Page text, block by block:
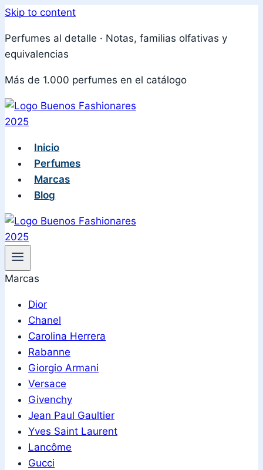
Skip to content
Perfumes al detalle · Notas, familias olfativas y
equivalencias
Más de 1.000 perfumes en el catálogo
Inicio
Perfumes
Marcas
Blog
Marcas
Dior
Chanel
Carolina Herrera
Rabanne
Giorgio Armani
Versace
Givenchy
Jean Paul Gaultier
Yves Saint Laurent
Lancôme
Gucci